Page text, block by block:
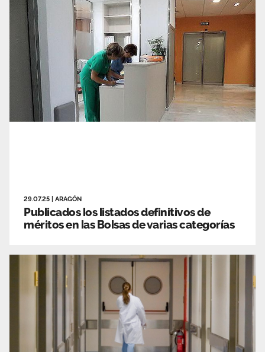
29.07.25 ARAGÓN
Publicados los listados definitivos de
méritos en las Bolsas de varias categorías